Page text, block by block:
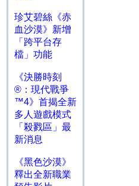
珍艾碧絲《赤
血沙漠》新增
「跨平台存
檔」功能
《決勝時刻
®：現代戰爭
™4》首揭全新
多人遊戲模式
「殺戮區」最
新消息
《黑色沙漠》
釋出全新職業